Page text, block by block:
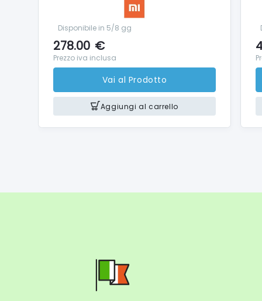
Tipo
Base
Disponibile in 5/8 gg
278.00 €
Prezzo iva inclusa
Vai al Prodotto
Aggiungi al carrello